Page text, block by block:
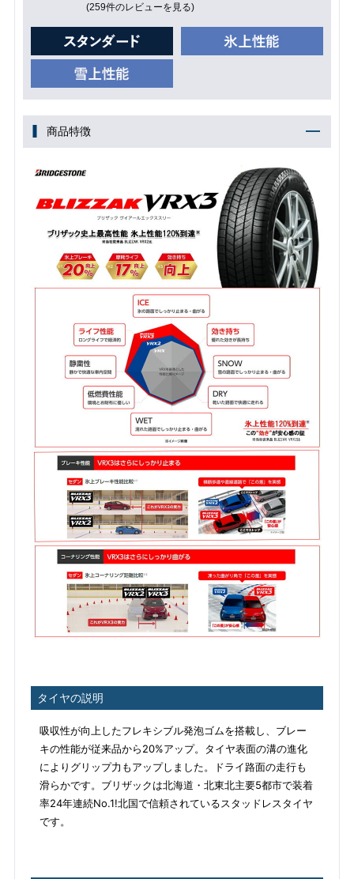
(259件のレビューを見る)
商品特徴
タイヤの説明
吸収性が向上したフレキシブル発泡ゴムを搭載し、ブレー
キの性能が従来品から20%アップ。タイヤ表面の溝の進化
によりグリップ力もアップしました。ドライ路面の走行も
滑らかです。ブリザックは北海道・北東北主要5都市で装着
率24年連続No.1!北国で信頼されているスタッドレスタイヤ
です。